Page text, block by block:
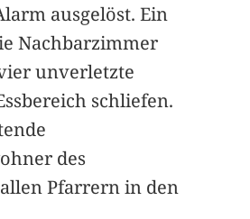
ausgelöst. Ein
Nachbarzimmer
unverletzte
schliefen.
des
Pfarrern in den